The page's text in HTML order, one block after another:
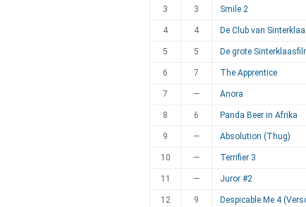
3 3 Smile 2
4 4 De Club van
5 5 De grote
6 7 The Apprentice
7 — Anora
8 6 Panda Beer in Afrika
9 — Absolution (Thug)
10 — Terrifier 3
11 — Juror #2
12 9 Despicable Me 4